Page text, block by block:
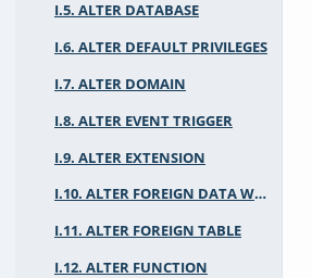
I.5. ALTER DATABASE
I.6. ALTER DEFAULT PRIVILEGES
I.7. ALTER DOMAIN
I.8. ALTER EVENT TRIGGER
I.9. ALTER EXTENSION
I.10. ALTER FOREIGN DATA WRAPPER
I.11. ALTER FOREIGN TABLE
I.12. ALTER FUNCTION